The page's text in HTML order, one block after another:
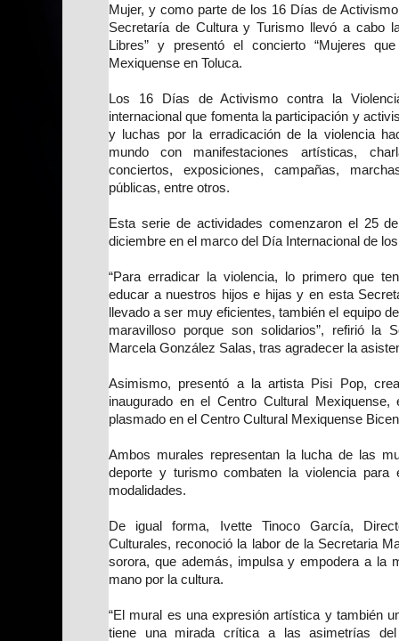
Mujer, y como parte de los 16 Días de
Secretaría de Cultura y Turismo llevó a cabo
Libres” y presentó el concierto “Mujeres
Mexiquense en Toluca.
Los 16 Días de Activismo contra la
internacional que fomenta la participación y
y luchas por la erradicación de la violencia
mundo con manifestaciones artísticas,
conciertos, exposiciones, campañas,
públicas, entre otros.
Esta serie de actividades comenzaron el 25
diciembre en el marco del Día Internacional de
“Para erradicar la violencia, lo primero que
educar a nuestros hijos e hijas y en esta
llevado a ser muy eficientes, también el equipo
maravilloso porque son solidarios”, refirió la
Marcela González Salas, tras agradecer la
Asimismo, presentó a la artista Pisi Pop,
inaugurado en el Centro Cultural Mexiquense,
plasmado en el Centro Cultural Mexiquense
Ambos murales representan la lucha de las
deporte y turismo combaten la violencia para
modalidades.
De igual forma, Ivette Tinoco García,
Culturales, reconoció la labor de la Secretaria
sorora, que además, impulsa y empodera a la
mano por la cultura.
“El mural es una expresión artística y también
tiene una mirada crítica a las asimetrías